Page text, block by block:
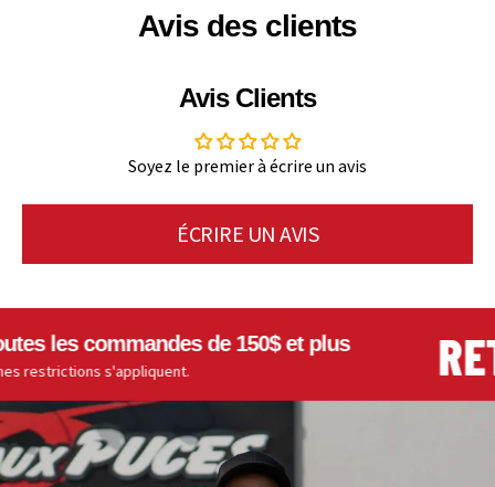
Avis des clients
Avis Clients
Soyez le premier à écrire un avis
ÉCRIRE UN AVIS
les commandes de 150$ et plus
s'appliquent.